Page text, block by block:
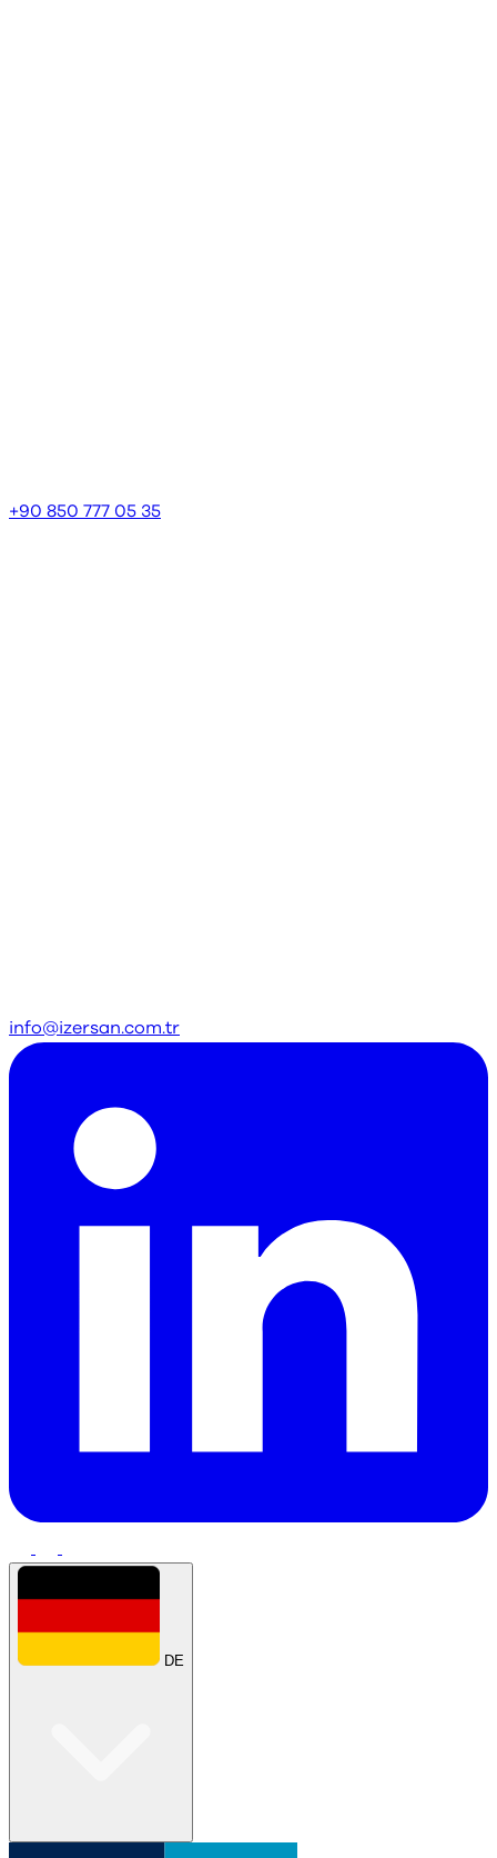
+90 850 777 05 35
info@izersan.com.tr
DE